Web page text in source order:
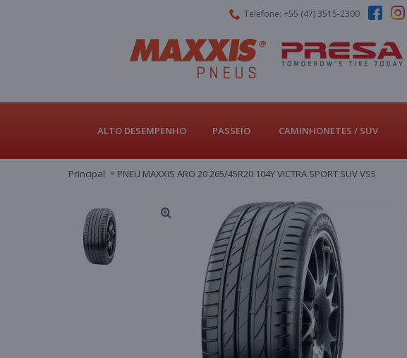
Telefone: +55 (47) 3515-2300
ALTO DESEMPENHO PASSEIO CAMINHONETES / SUV
Principal PNEU MAXXIS ARO 20 265/45R20 104Y VICTRA SPORT SUV VS5